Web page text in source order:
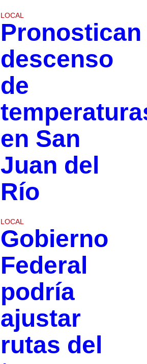
LOCAL
Pronostican
descenso
de
en San
Juan del
Río
LOCAL
Gobierno
Federal
podría
ajustar
rutas del